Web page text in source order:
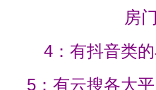
房
4：有抖音类
5：有云搜各大